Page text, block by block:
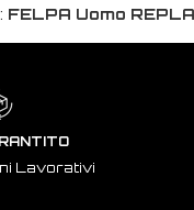
FELPA Uomo
Lavorativi